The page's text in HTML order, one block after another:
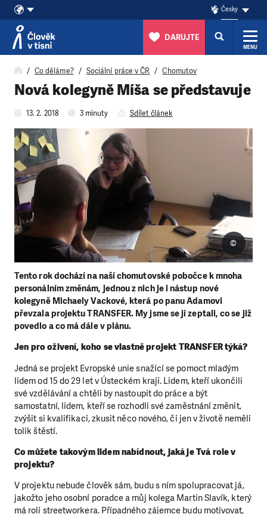
Přeskočit na obsah
Česky
DARUJTE
MENU
Co děláme? Sociální práce v ČR Chomutov
Nová kolegyně Míša se představuje
13. 2. 2018 3 minuty Sdílet článek
Tento rok dochází na naší chomutovské pobočce k mnoha
personálním změnám, jednou z nich je i nástup nové
kolegyně Michaely Vackové, která po panu Adamovi
převzala projektu TRANSFER. My jsme se jí zeptali, co se již
povedlo a co má dále v plánu.
©
Jen pro oživení, koho se vlastně projekt TRANSFER týká?
Jedná se projekt Evropské unie snažící se pomoct mladým
lidem od 15 do 29 let v Ústeckém kraji. Lidem, kteří ukončili
své vzdělávání a chtěli by nastoupit do práce a být
samostatní, lidem, kteří se rozhodli své zaměstnání změnit,
zvýšit si kvalifikaci, zkusit něco nového, či jen v životě neměli
tolik štěstí.
Co můžete takovým lidem nabídnout, jaká je Tvá role v
projektu?
V projektu nebude člověk sám, budu s ním spolupracovat já,
jakožto jeho osobní poradce a můj kolega Martin Slavík, který
má roli streetworkera. Případného zájemce budu motivovat,